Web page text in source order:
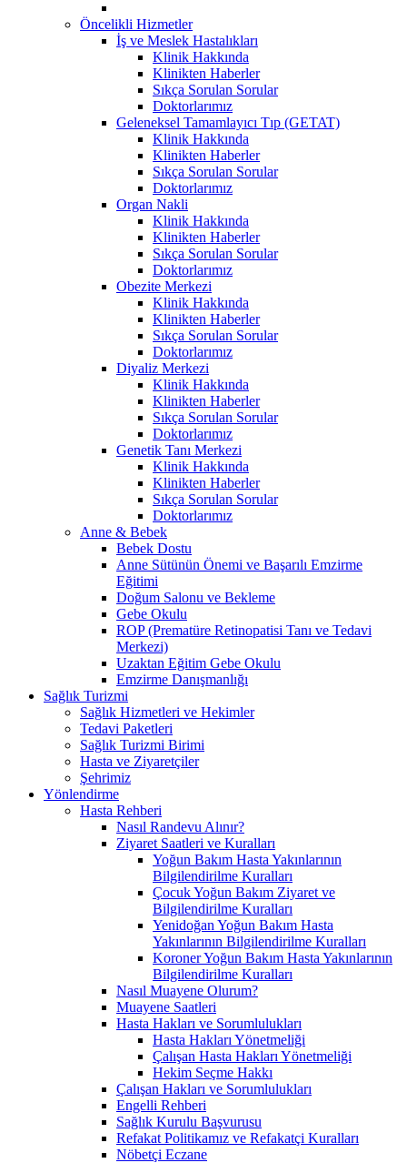
Öncelikli Hizmetler
İş ve Meslek Hastalıkları
Klinik Hakkında
Klinikten Haberler
Sıkça Sorulan Sorular
Doktorlarımız
Geleneksel Tamamlayıcı Tıp (GETAT)
Klinik Hakkında
Klinikten Haberler
Sıkça Sorulan Sorular
Doktorlarımız
Organ Nakli
Klinik Hakkında
Klinikten Haberler
Sıkça Sorulan Sorular
Doktorlarımız
Obezite Merkezi
Klinik Hakkında
Klinikten Haberler
Sıkça Sorulan Sorular
Doktorlarımız
Diyaliz Merkezi
Klinik Hakkında
Klinikten Haberler
Sıkça Sorulan Sorular
Doktorlarımız
Genetik Tanı Merkezi
Klinik Hakkında
Klinikten Haberler
Sıkça Sorulan Sorular
Doktorlarımız
Anne & Bebek
Bebek Dostu
Anne Sütünün Önemi ve Başarılı Emzirme
Eğitimi
Doğum Salonu ve Bekleme
Gebe Okulu
ROP (Prematüre Retinopatisi Tanı ve Tedavi
Merkezi)
Uzaktan Eğitim Gebe Okulu
Emzirme Danışmanlığı
Sağlık Turizmi
Sağlık Hizmetleri ve Hekimler
Tedavi Paketleri
Sağlık Turizmi Birimi
Hasta ve Ziyaretçiler
Şehrimiz
Yönlendirme
Hasta Rehberi
Nasıl Randevu Alınır?
Ziyaret Saatleri ve Kuralları
Yoğun Bakım Hasta Yakınlarının
Bilgilendirilme Kuralları
Çocuk Yoğun Bakım Ziyaret ve
Bilgilendirilme Kuralları
Yenidoğan Yoğun Bakım Hasta
Yakınlarının Bilgilendirilme Kuralları
Koroner Yoğun Bakım Hasta Yakınlarının
Bilgilendirilme Kuralları
Nasıl Muayene Olurum?
Muayene Saatleri
Hasta Hakları ve Sorumlulukları
Hasta Hakları Yönetmeliği
Çalışan Hasta Hakları Yönetmeliği
Hekim Seçme Hakkı
Çalışan Hakları ve Sorumlulukları
Engelli Rehberi
Sağlık Kurulu Başvurusu
Refakat Politikamız ve Refakatçi Kuralları
Nöbetçi Eczane